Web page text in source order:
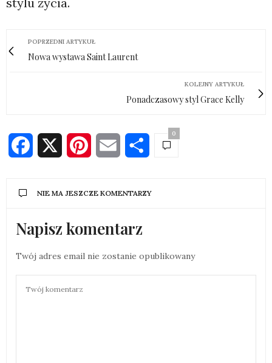
POPRZEDNI ARTYKUŁ
Nowa wystawa Saint Laurent
KOLEJNY ARTYKUŁ
Ponadczasowy styl Grace Kelly
Facebook PinterestEmail Share
0
NIE MA JESZCZE KOMENTARZY
Napisz komentarz
Twój adres email nie zostanie opublikowany